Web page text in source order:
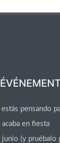
pensando
en fiesta
junio (y pruébalo